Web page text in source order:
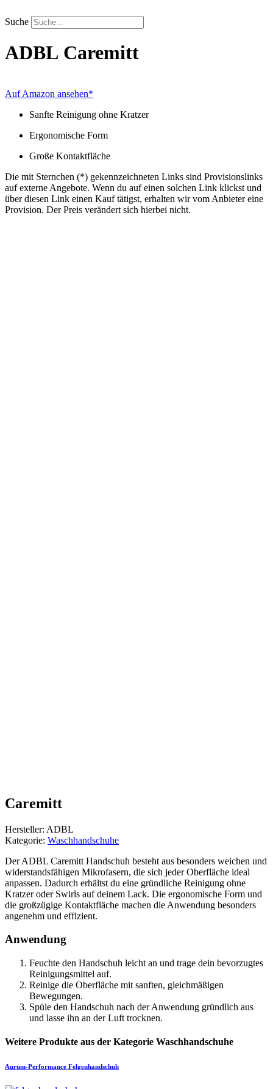
Inhalt
springen
Suche
ADBL Caremitt
Auf Amazon ansehen*
Sanfte Reinigung ohne Kratzer
Ergonomische Form
Große Kontaktfläche
Die mit Sternchen (*) gekennzeichneten Links sind Provisionslinks
auf externe Angebote. Wenn du auf einen solchen Link klickst und
über diesen Link einen Kauf tätigst, erhalten wir vom Anbieter eine
Provision. Der Preis verändert sich hierbei nicht.
Caremitt
Hersteller: ADBL
Kategorie: Waschhandschuhe
Der ADBL Caremitt Handschuh besteht aus besonders weichen und
widerstandsfähigen Mikrofasern, die sich jeder Oberfläche ideal
anpassen. Dadurch erhältst du eine gründliche Reinigung ohne
Kratzer oder Swirls auf deinem Lack. Die ergonomische Form und
die großzügige Kontaktfläche machen die Anwendung besonders
angenehm und effizient.
Anwendung
Feuchte den Handschuh leicht an und trage dein bevorzugtes
Reinigungsmittel auf.
Reinige die Oberfläche mit sanften, gleichmäßigen
Bewegungen.
Spüle den Handschuh nach der Anwendung gründlich aus
und lasse ihn an der Luft trocknen.
Weitere Produkte aus der Kategorie Waschhandschuhe
Aurum-Performance Felgenhandschuh